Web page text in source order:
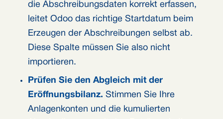
die Abschreibungsdaten korrekt erfassen,
leitet Odoo das richtige Startdatum beim
Erzeugen der Abschreibungen selbst ab.
Diese Spalte müssen Sie also nicht
importieren.
Prüfen Sie den Abgleich mit der
Eröffnungsbilanz. Stimmen Sie Ihre
Anlagenkonten und die kumulierten